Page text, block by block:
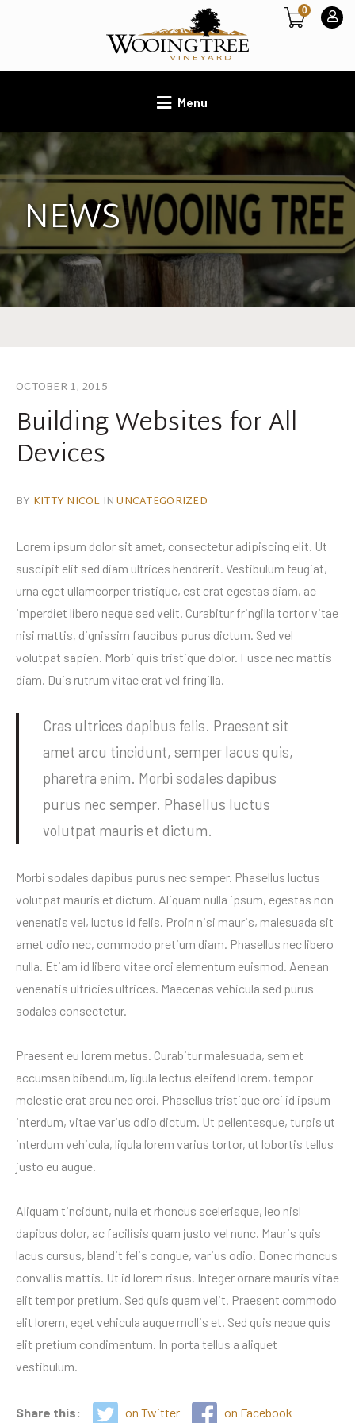
0
Menu
NEWS
OCTOBER 1, 2015
Building Websites for All
Devices
BY KITTY NICOL INUNCATEGORIZED
Lorem ipsum dolor sit amet, consectetur adipiscing elit. Ut
suscipit elit sed diam ultrices hendrerit. Vestibulum feugiat,
urna eget ullamcorper tristique, est erat egestas diam, ac
imperdiet libero neque sed velit. Curabitur fringilla tortor vitae
nisi mattis, dignissim faucibus purus dictum. Sed vel
volutpat sapien. Morbi quis tristique dolor. Fusce nec mattis
diam. Duis rutrum vitae erat vel fringilla.
Cras ultrices dapibus felis. Praesent sit
amet arcu tincidunt, semper lacus quis,
pharetra enim. Morbi sodales dapibus
purus nec semper. Phasellus luctus
volutpat mauris et dictum.
Morbi sodales dapibus purus nec semper. Phasellus luctus
volutpat mauris et dictum. Aliquam nulla ipsum, egestas non
venenatis vel, luctus id felis. Proin nisi mauris, malesuada sit
amet odio nec, commodo pretium diam. Phasellus nec libero
nulla. Etiam id libero vitae orci elementum euismod. Aenean
venenatis ultricies ultrices. Maecenas vehicula sed purus
sodales consectetur.
Praesent eu lorem metus. Curabitur malesuada, sem et
accumsan bibendum, ligula lectus eleifend lorem, tempor
molestie erat arcu nec orci. Phasellus tristique orci id ipsum
interdum, vitae varius odio dictum. Ut pellentesque, turpis ut
interdum vehicula, ligula lorem varius tortor, ut lobortis tellus
justo eu augue.
Aliquam tincidunt, nulla et rhoncus scelerisque, leo nisl
dapibus dolor, ac facilisis quam justo vel nunc. Mauris quis
lacus cursus, blandit felis congue, varius odio. Donec rhoncus
convallis mattis. Ut id lorem risus. Integer ornare mauris vitae
elit tempor pretium. Sed quis quam velit. Praesent commodo
elit lorem, eget vehicula augue mollis et. Sed quis neque quis
elit pretium condimentum. In porta tellus a aliquet
vestibulum.
Share this: on Twitter on Facebook